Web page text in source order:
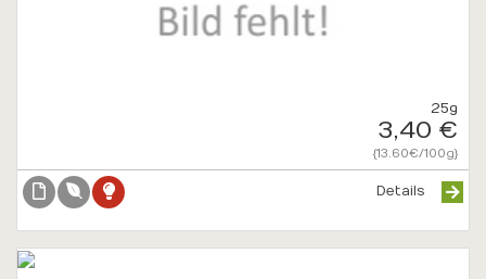
25g
3,40 €
{13.60€/100g}
Details